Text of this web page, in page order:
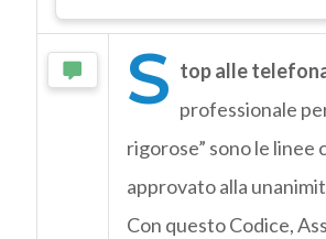
S top alle
professionale
rigorose” sono le
approvato alla
Con questo Codice,